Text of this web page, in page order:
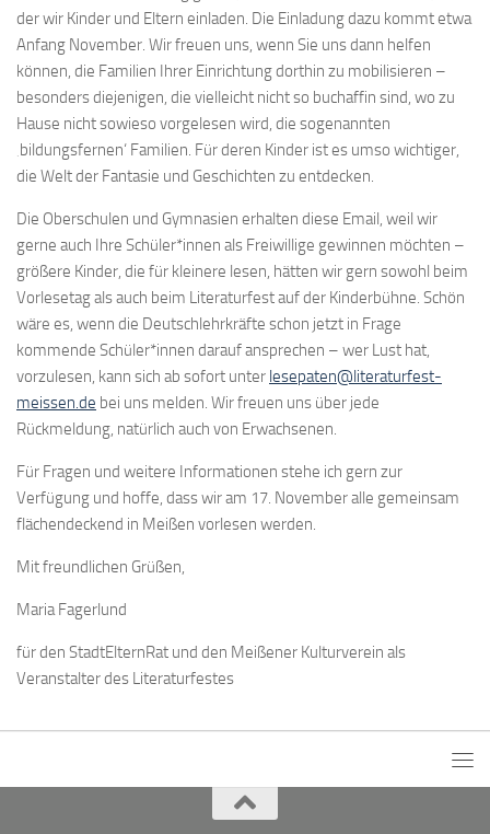
der wir Kinder und Eltern einladen. Die Einladung dazu kommt etwa
Anfang November. Wir freuen uns, wenn Sie uns dann helfen
können, die Familien Ihrer Einrichtung dorthin zu mobilisieren –
besonders diejenigen, die vielleicht nicht so buchaffin sind, wo zu
Hause nicht sowieso vorgelesen wird, die sogenannten
‚bildungsfernen‘ Familien. Für deren Kinder ist es umso wichtiger,
die Welt der Fantasie und Geschichten zu entdecken.
Die Oberschulen und Gymnasien erhalten diese Email, weil wir
gerne auch Ihre Schüler*innen als Freiwillige gewinnen möchten –
größere Kinder, die für kleinere lesen, hätten wir gern sowohl beim
Vorlesetag als auch beim Literaturfest auf der Kinderbühne. Schön
wäre es, wenn die Deutschlehrkräfte schon jetzt in Frage
kommende Schüler*innen darauf ansprechen – wer Lust hat,
vorzulesen, kann sich ab sofort unter lesepaten@literaturfest-
meissen.de bei uns melden. Wir freuen uns über jede
Rückmeldung, natürlich auch von Erwachsenen.
Für Fragen und weitere Informationen stehe ich gern zur
Verfügung und hoffe, dass wir am 17. November alle gemeinsam
flächendeckend in Meißen vorlesen werden.
Mit freundlichen Grüßen,
Maria Fagerlund
für den StadtElternRat und den Meißener Kulturverein als
Veranstalter des Literaturfestes